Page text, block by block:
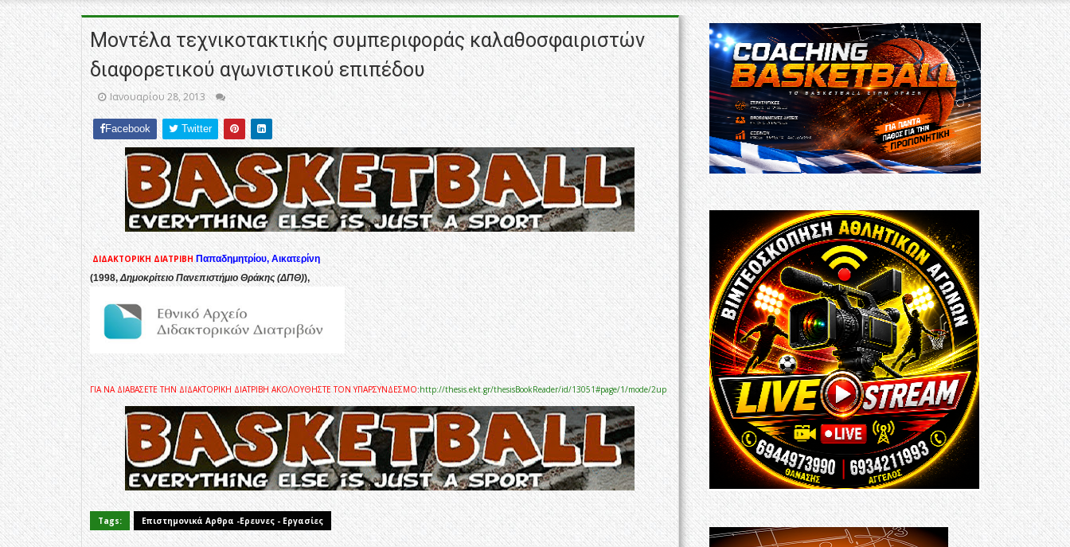
Μοντέλα τεχνικοτακτικής συμπεριφοράς καλαθοσφαιριστών
διαφορετικού αγωνιστικού επιπέδου
Ιανουαρίου 28, 2013
Facebook Twitter
ΔΙΔΑΚΤΟΡΙΚΗ ΔΙΑΤΡΙΒΗ Παπαδημητρίου, Αικατερίνη
(1998,Δημοκρίτειο Πανεπιστήμιο Θράκης (ΔΠΘ)),
ΓΙΑ ΝΑ ΔΙΑΒΑΣΕΤΕ ΤΗΝ ΔΙΔΑΚΤΟΡΙΚΗ ΔΙΑΤΡΙΒΗ ΑΚΟΛΟΥΘΗΣΤΕ ΤΟΝ ΥΠΑΡΣΥΝΔΕΣΜΟ:http://thesis.ekt.gr/thesisBookReader/id/13051#page/1/mode/2up
Tags: Επιστημονικά Αρθρα -Ερευνες - Εργασίες